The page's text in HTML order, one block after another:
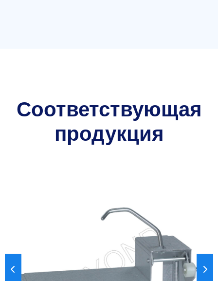
Соответствующая
продукция